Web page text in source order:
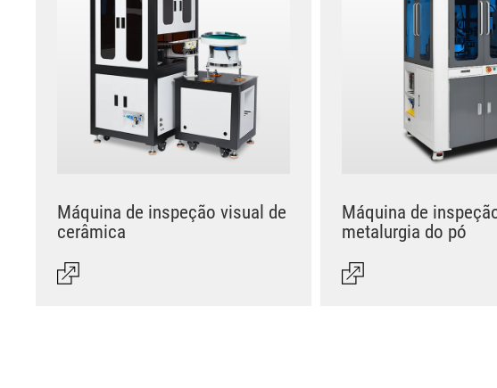
Máquina de inspeção visual de
cerâmica
Máquina de
metalurgia do pó